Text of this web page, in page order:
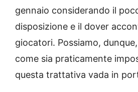
gennaio considerando il
disposizione e il dover
giocatori. Possiamo,
come sia praticamente
questa trattativa vada in